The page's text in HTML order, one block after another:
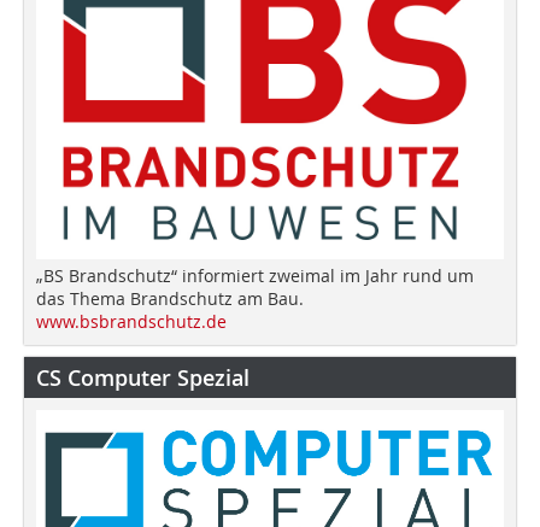
„BS Brandschutz“ informiert zweimal im Jahr rund um
das Thema Brandschutz am Bau.
www.bsbrandschutz.de
CS Computer Spezial